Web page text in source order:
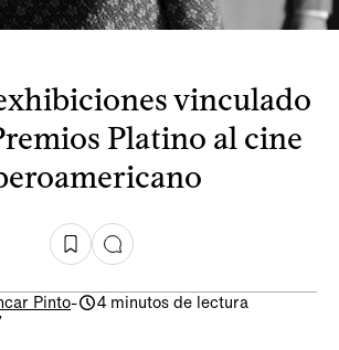
vinculado
Platino al cine
Pinto-
4 minutos de lectura